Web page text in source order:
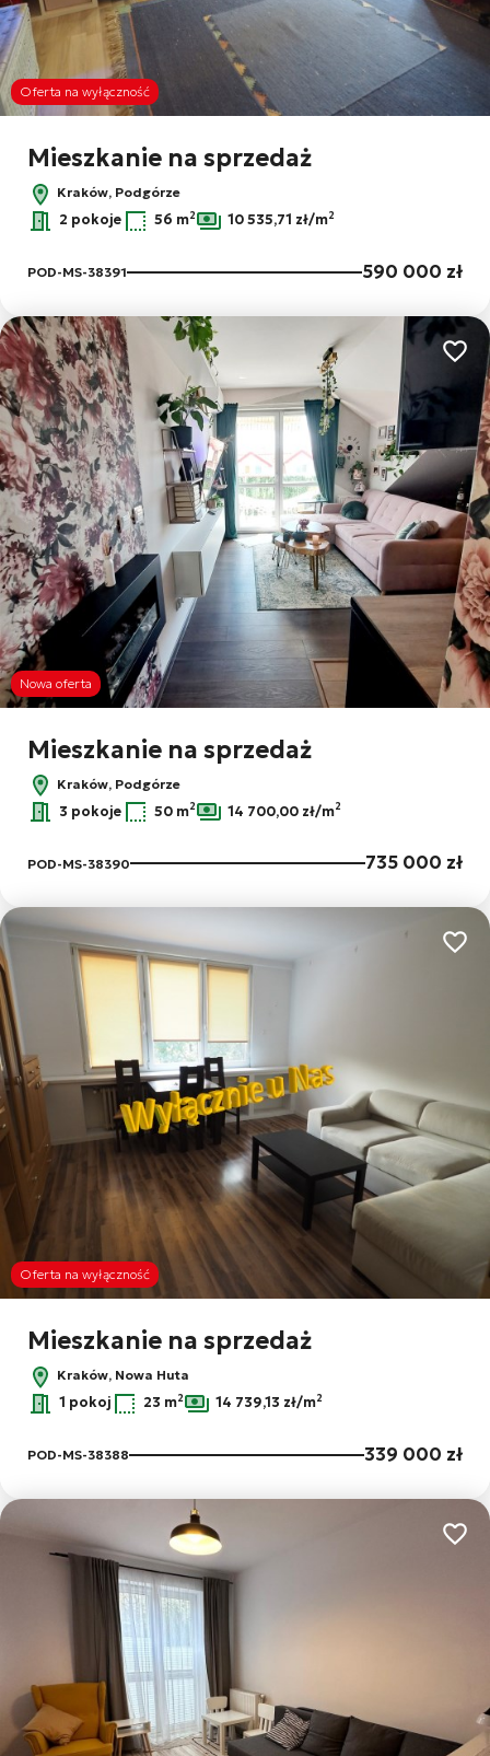
Oferta na wyłączność
Mieszkanie na sprzedaż
Kraków, Podgórze
2 pokoje 56 m2 10 535,71 zł/m2
POD-MS-38391 590 000 zł
Nowa oferta
Mieszkanie na sprzedaż
Kraków, Podgórze
3 pokoje 50 m2 14 700,00 zł/m2
POD-MS-38390 735 000 zł
Oferta na wyłączność
Mieszkanie na sprzedaż
Kraków, Nowa Huta
1 pokoj 23 m2 14 739,13 zł/m2
POD-MS-38388 339 000 zł